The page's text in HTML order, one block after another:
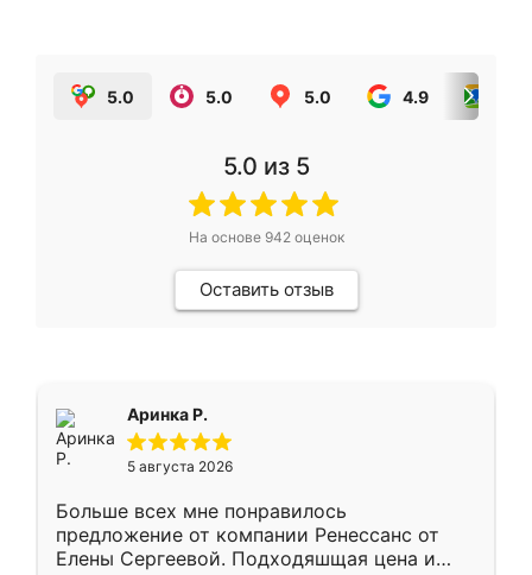
5.0 5.0 5.0 4.9
5.0 из 5
На основе 942оценок
Оставить отзыв
Аринка Р.
5 августа 2026
Больше всех мне понравилось
предложение от компании Ренессанс от
Елены Сергеевой. Подходяшщая цена и